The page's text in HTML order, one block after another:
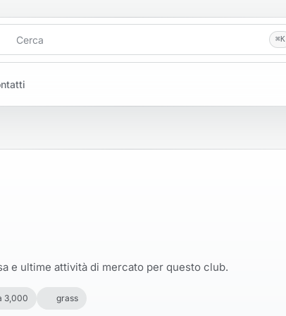
⌘K
e ultime attività di mercato per questo club.
3,000 grass